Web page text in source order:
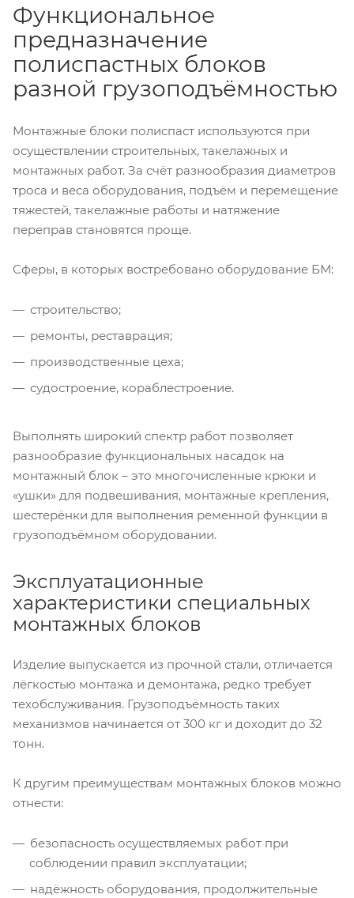
Функциональное
предназначение
полиспастных блоков
разной грузоподъёмностью
Монтажные блоки полиспаст используются при
осуществлении строительных, такелажных и
монтажных работ. За счёт разнообразия диаметров
троса и веса оборудования, подъём и перемещение
тяжестей, такелажные работы и натяжение
переправ становятся проще.
Сферы, в которых востребовано оборудование БМ:
строительство;
ремонты, реставрация;
производственные цеха;
судостроение, кораблестроение.
Выполнять широкий спектр работ позволяет
разнообразие функциональных насадок на
монтажный блок – это многочисленные крюки и
«ушки» для подвешивания, монтажные крепления,
шестерёнки для выполнения ременной функции в
грузоподъёмном оборудовании.
Эксплуатационные
характеристики специальных
монтажных блоков
Изделие выпускается из прочной стали, отличается
лёгкостью монтажа и демонтажа, редко требует
техобслуживания. Грузоподъёмность таких
механизмов начинается от 300 кг и доходит до 32
тонн.
К другим преимуществам монтажных блоков можно
отнести:
безопасность осуществляемых работ при
соблюдении правил эксплуатации;
надёжность оборудования, продолжительные